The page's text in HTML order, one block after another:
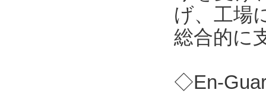
げ、工場
総合的に
◇En-